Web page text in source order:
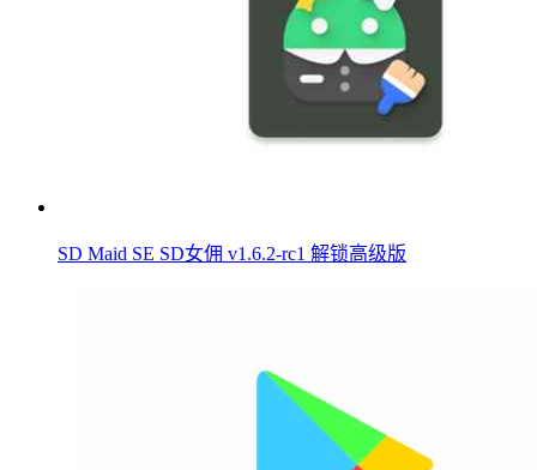
SD Maid SE SD女佣 v1.6.2-rc1 解锁高级版